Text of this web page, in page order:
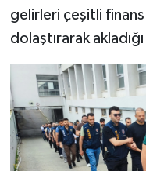
gelirleri çeşitli
dolaştırarak